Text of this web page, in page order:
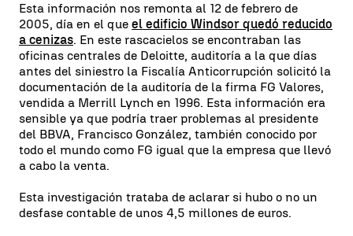
Esta información nos remonta al 12 de febrero de
2005, día en el que el edificio Windsor quedó reducido
a cenizas. En este rascacielos se encontraban las
oficinas centrales de Deloitte, auditoría a la que días
antes del siniestro la Fiscalía Anticorrupción solicitó la
documentación de la auditoría de la firma FG Valores,
vendida a Merrill Lynch en 1996. Esta información era
sensible ya que podría traer problemas al presidente
del BBVA, Francisco González, también conocido por
todo el mundo como FG igual que la empresa que llevó
a cabo la venta.
Esta investigación trataba de aclarar si hubo o no un
desfase contable de unos 4,5 millones de euros.